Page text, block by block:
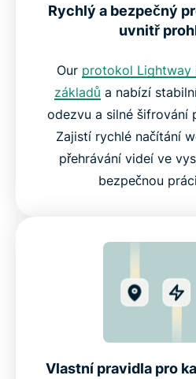
Rychlý a bezpečný
uvnitř
Our protokol Lightway
základů a nabízí
odezvu a silné šifrování
Zajistí rychlé načítání
přehrávání videí ve
bezpečnou
Vlastní pravidla pro